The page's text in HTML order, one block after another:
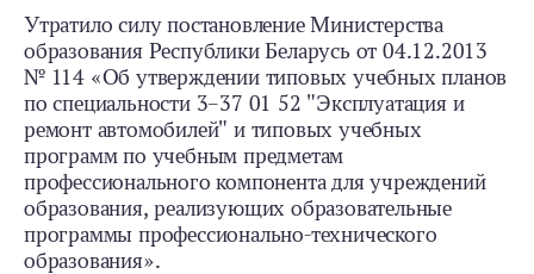
Утратило силу постановление Министерства
образования Республики Беларусь от 04.12.2013
№ 114 «Об утверждении типовых учебных планов
по специальности 3–37 01 52 "Эксплуатация и
ремонт автомобилей" и типовых учебных
программ по учебным предметам
профессионального компонента для учреждений
образования, реализующих образовательные
программы профессионально-­технического
образования».